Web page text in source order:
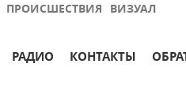
ПРОИСШЕСТВИЯ ВИЗУАЛ
РАДИО КОНТАКТЫ